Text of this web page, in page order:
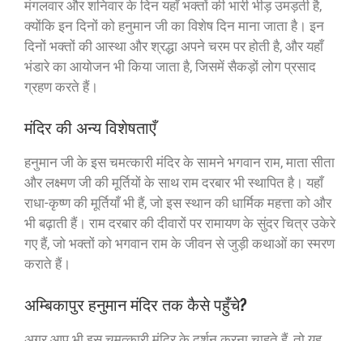
मंगलवार और शनिवार के दिन यहाँ भक्तों की भारी भीड़ उमड़ती है,
क्योंकि इन दिनों को हनुमान जी का विशेष दिन माना जाता है। इन
दिनों भक्तों की आस्था और श्रद्धा अपने चरम पर होती है, और यहाँ
भंडारे का आयोजन भी किया जाता है, जिसमें सैकड़ों लोग प्रसाद
ग्रहण करते हैं।
मंदिर की अन्य विशेषताएँ
हनुमान जी के इस चमत्कारी मंदिर के सामने भगवान राम, माता सीता
और लक्ष्मण जी की मूर्तियों के साथ राम दरबार भी स्थापित है। यहाँ
राधा-कृष्ण की मूर्तियाँ भी हैं, जो इस स्थान की धार्मिक महत्ता को और
भी बढ़ाती हैं। राम दरबार की दीवारों पर रामायण के सुंदर चित्र उकेरे
गए हैं, जो भक्तों को भगवान राम के जीवन से जुड़ी कथाओं का स्मरण
कराते हैं।
अम्बिकापुर हनुमान मंदिर तक कैसे पहुँचे?